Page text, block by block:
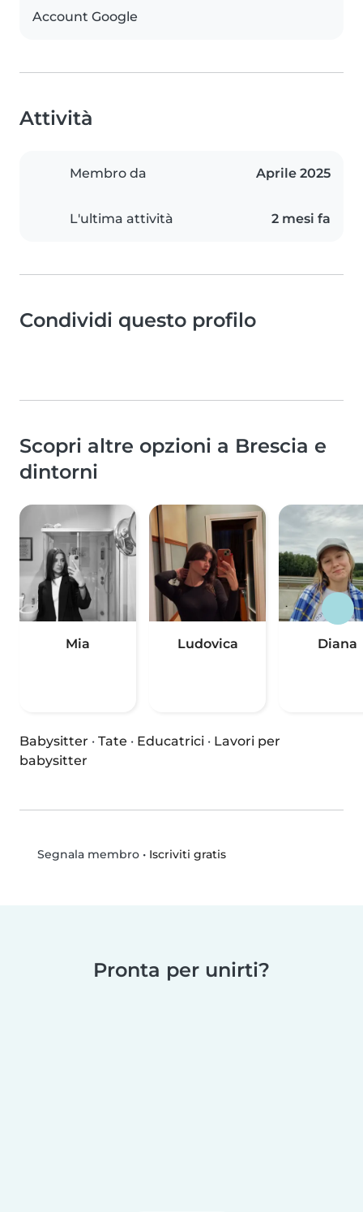
Account Google
Attività
Membro da Aprile 2025
L'ultima attività 2 mesi fa
Condividi questo profilo
Scopri altre opzioni a Brescia e
dintorni
Mia Ludovica Diana
Babysitter · Tate · Educatrici · Lavori per
babysitter
Segnala membro• Iscriviti gratis
Pronta per unirti?